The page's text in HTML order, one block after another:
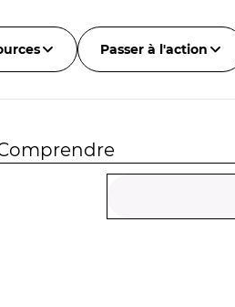
Passer à l'action